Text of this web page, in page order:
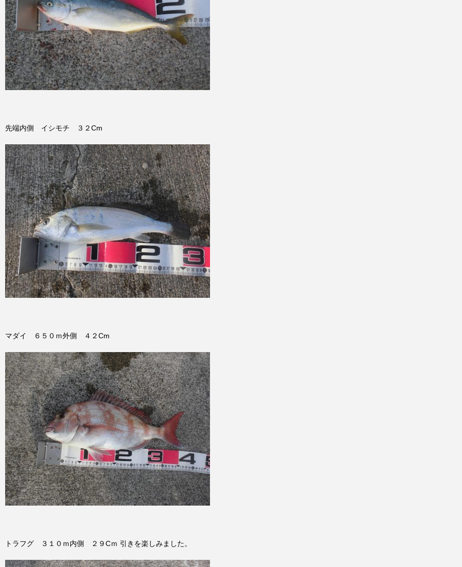
先端内側 イシモチ ３２Cm
マダイ ６５０ｍ外側 ４２Cm
トラフグ ３１０ｍ内側 ２９Cｍ 引きを楽しみました。